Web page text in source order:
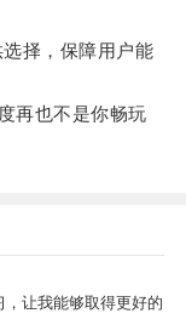
择，保障用户能
再也不是你畅玩
让我能够取得更好的